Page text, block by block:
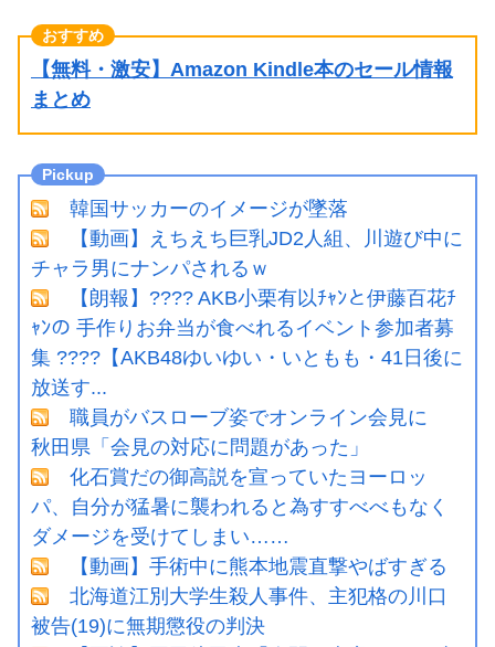
【無料・激安】Amazon Kindle本のセール情報
まとめ
韓国サッカーのイメージが墜落
【動画】えちえち巨乳JD2人組、川遊び中に
チャラ男にナンパされるｗ
【朗報】???? AKB小栗有以ﾁｬﾝと伊藤百花ﾁ
ｬﾝの 手作りお弁当が食べれるイベント参加者募
集 ????【AKB48ゆいゆい・いともも・41日後に
放送す...
職員がバスローブ姿でオンライン会見に
秋田県「会見の対応に問題があった」
化石賞だの御高説を宣っていたヨーロッ
パ、自分が猛暑に襲われると為すすべべもなく
ダメージを受けてしまい……
【動画】手術中に熊本地震直撃やばすぎる
北海道江別大学生殺人事件、主犯格の川口
被告(19)に無期懲役の判決